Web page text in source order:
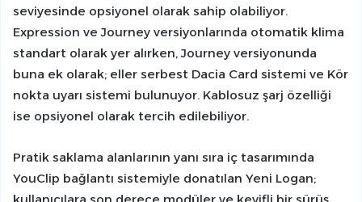
seviyesinde opsiyonel olarak sahip olabiliyor.
Expression ve Journey versiyonlarında otomatik klima
standart olarak yer alırken, Journey versiyonunda
buna ek olarak; eller serbest Dacia Card sistemi ve Kör
nokta uyarı sistemi bulunuyor. Kablosuz şarj özelliği
ise opsiyonel olarak tercih edilebiliyor.
Pratik saklama alanlarının yanı sıra iç tasarımında
YouClip bağlantı sistemiyle donatılan Yeni Logan;